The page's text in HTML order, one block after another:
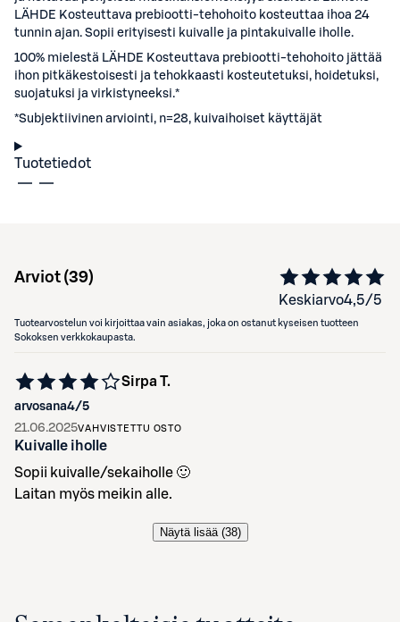
LÄHDE Kosteuttava prebiootti-tehohoito kosteuttaa ihoa 24
tunnin ajan. Sopii erityisesti kuivalle ja pintakuivalle iholle.
100% mielestä LÄHDE Kosteuttava prebiootti-tehohoito jättää
ihon pitkäkestoisesti ja tehokkaasti kosteutetuksi, hoidetuksi,
suojatuksi ja virkistyneeksi.*
*Subjektiivinen arviointi, n=28, kuivaihoiset käyttäjät
Tuotetiedot
Arviot (39)
Keskiarvo4,5/5
Tuotearvostelun voi kirjoittaa vain asiakas, joka on ostanut kyseisen tuotteen
Sokoksen verkkokaupasta.
arvosana4/5
Sirpa T.
21.06.2025VAHVISTETTU OSTO
Kuivalle iholle
Sopii kuivalle/sekaiholle 🙂
Laitan myös meikin alle.
Näytä lisää (38)